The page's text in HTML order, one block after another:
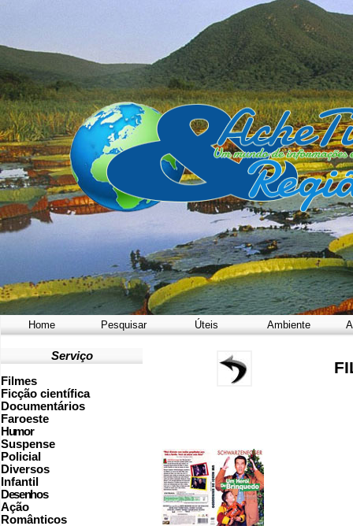
Home Pesquisar Úteis Ambiente
Serviço
Filmes
Ficção científica
Documentários
Faroeste
Humor
Suspense
Policial
Diversos
Infantil
Desenhos
Ação
Românticos